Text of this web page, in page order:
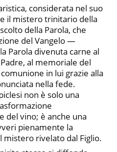
considerata nel suo
il mistero trinitario della
della Parola, che
del Vangelo —
Parola divenuta carne al
al memoriale del
in lui grazie alla
nella fede.
non è solo una
del vino; è anche una
pienamente la
rivelato dal Figlio.